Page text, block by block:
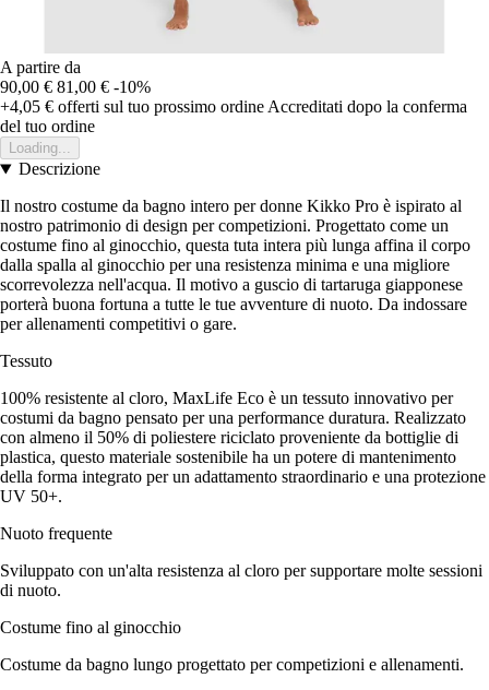
A partire da
90,00 € 81,00 € -10%
+4,05 € offerti sul tuo prossimo ordine Accreditati dopo la conferma
del tuo ordine
Loading...
Descrizione
Il nostro costume da bagno intero per donne Kikko Pro è ispirato al
nostro patrimonio di design per competizioni. Progettato come un
costume fino al ginocchio, questa tuta intera più lunga affina il corpo
dalla spalla al ginocchio per una resistenza minima e una migliore
scorrevolezza nell'acqua. Il motivo a guscio di tartaruga giapponese
porterà buona fortuna a tutte le tue avventure di nuoto. Da indossare
per allenamenti competitivi o gare.
Tessuto
100% resistente al cloro, MaxLife Eco è un tessuto innovativo per
costumi da bagno pensato per una performance duratura. Realizzato
con almeno il 50% di poliestere riciclato proveniente da bottiglie di
plastica, questo materiale sostenibile ha un potere di mantenimento
della forma integrato per un adattamento straordinario e una protezione
UV 50+.
Nuoto frequente
Sviluppato con un'alta resistenza al cloro per supportare molte sessioni
di nuoto.
Costume fino al ginocchio
Costume da bagno lungo progettato per competizioni e allenamenti.